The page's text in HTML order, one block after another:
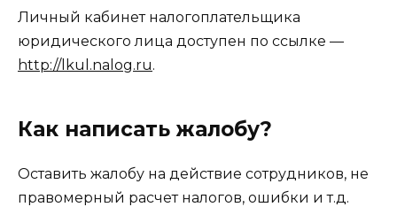
Личный кабинет налогоплательщика
юридического лица доступен по ссылке —
http://lkul.nalog.ru.
Как написать жалобу?
Оставить жалобу на действие сотрудников, не
правомерный расчет налогов, ошибки и т.д.